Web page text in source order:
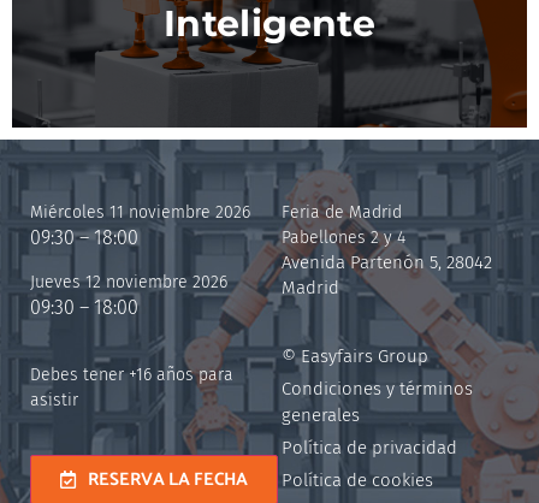
Inteligente
Miércoles 11 noviembre 2026
09:30 – 18:00
Jueves 12 noviembre 2026
09:30 – 18:00
Debes tener +16 años para
asistir
RESERVA LA FECHA
Feria de Madrid
Pabellones 2 y 4
Avenida Partenón 5, 28042
Madrid
© Easyfairs Group
Condiciones y términos
generales
Política de privacidad
Política de cookies